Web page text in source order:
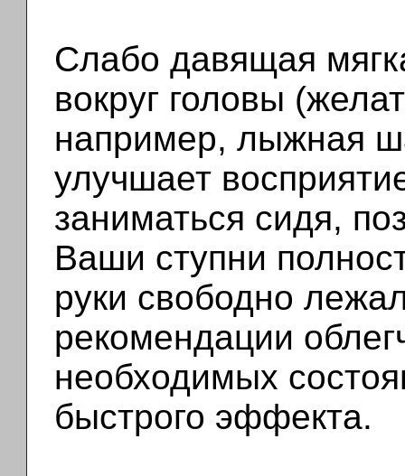
Слабо давящая
вокруг головы
например, лыжная
улучшает
заниматься сидя,
Ваши ступни
руки свободно
рекомендации
необходимых
быстрого эффекта.